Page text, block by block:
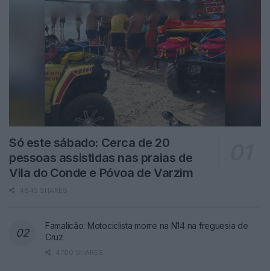
Só este sábado: Cerca de 20
pessoas assistidas nas praias de
Vila do Conde e Póvoa de Varzim
4845 SHARES
Famalicão: Motociclista morre na N14 na freguesia de
Cruz
4780 SHARES